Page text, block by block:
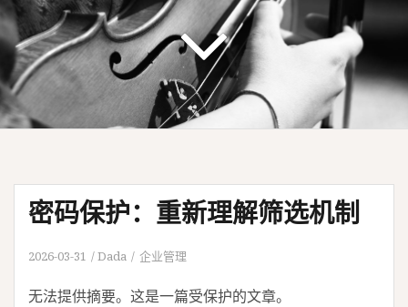
密码保护：重新理解筛选机制
2026-03-31 Dada 企业管理
无法提供摘要。这是一篇受保护的文章。